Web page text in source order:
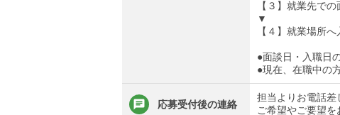
【３】就業先での
▼
【４】就業場所へ
●面談日・入職日
●現在、在職中の
応募受付後の連絡
担当よりお電話差
ご希望やご要望を